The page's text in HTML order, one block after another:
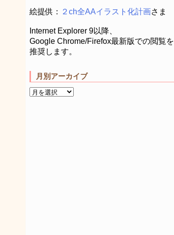
絵提供： ２ch全AAイラスト化計画さま
Internet Explorer 9以降、
Google Chrome/Firefox最新版での閲覧を
推奨します。
月別アーカイブ